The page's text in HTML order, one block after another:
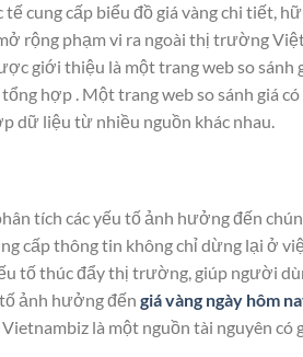
cung cấp biểu đồ giá vàng chi tiết,
rộng phạm vi ra ngoài thị trường
giới thiệu là một trang web so sánh
hợp . Một trang web so sánh giá có
dữ liệu từ nhiều nguồn khác nhau.
tích các yếu tố ảnh hưởng đến
cấp thông tin không chỉ dừng lại ở
tố thúc đẩy thị trường, giúp người
ảnh hưởng đến giá vàng ngày hôm
là một nguồn tài nguyên có